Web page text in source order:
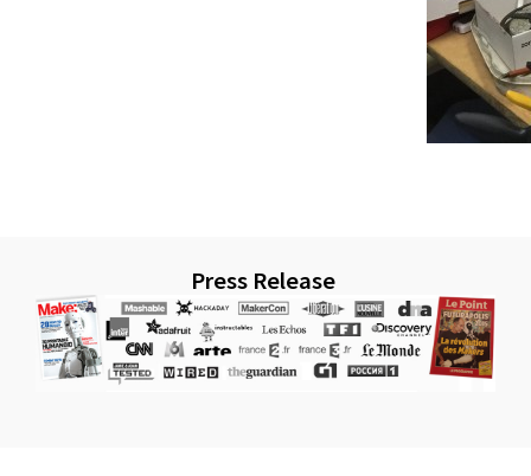
Press Release